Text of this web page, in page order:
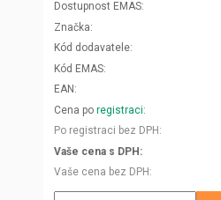
Dostupnost EMAS
Značka
Kód dodavatele
Kód EMAS
EAN
Cena po registraci
Po registraci bez DPH
Vaše cena s DPH
Vaše cena bez DPH